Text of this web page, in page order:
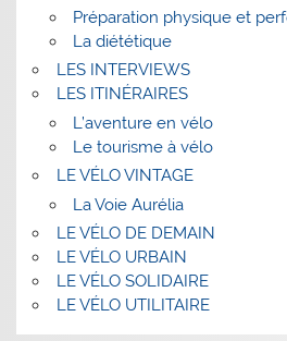
Préparation physique et
La diététique
LES INTERVIEWS
LES ITINÉRAIRES
L’aventure en vélo
Le tourisme à vélo
LE VÉLO VINTAGE
La Voie Aurélia
LE VÉLO DE DEMAIN
LE VÉLO URBAIN
LE VÉLO SOLIDAIRE
LE VÉLO UTILITAIRE